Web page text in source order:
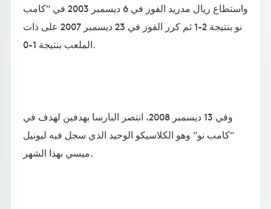
واستطاع ريال مدريد الفوز في 6 ديسمبر 2003 في "كامب
نو بنتيجة 2-1 ثم كرر الفوز في 23 ديسمبر 2007 على ذات
الملعب بنتيجة 1-0.
وفي 13 ديسمبر 2008، انتصر البارسا بهدفين لهدف في
"كامب نو" وهو الكلاسيكو الوحيد الذي سجل فيه ليونيل
ميسي بهذا الشهر.